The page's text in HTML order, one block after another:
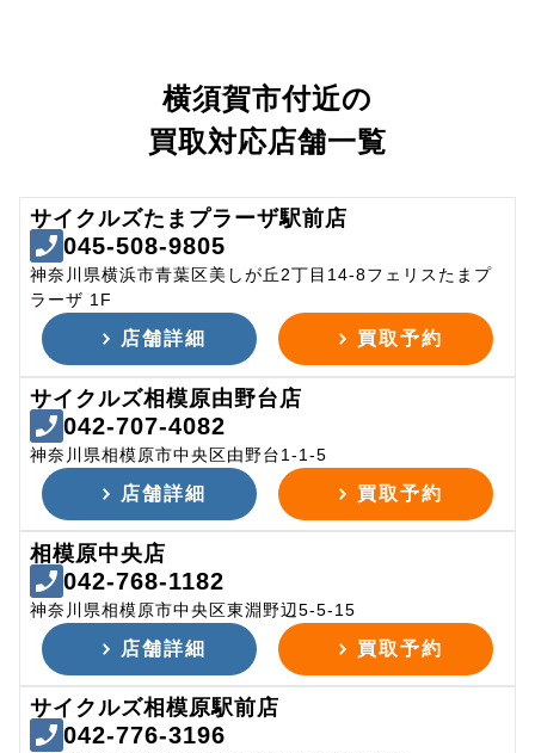
横須賀市付近の
買取対応店舗一覧
サイクルズたまプラーザ駅前店
045-508-9805
神奈川県横浜市青葉区美しが丘2丁目14-8フェリスたまプ
ラーザ 1F
店舗詳細 買取予約
サイクルズ相模原由野台店
042-707-4082
神奈川県相模原市中央区由野台1-1-5
店舗詳細 買取予約
相模原中央店
042-768-1182
神奈川県相模原市中央区東淵野辺5-5-15
店舗詳細 買取予約
サイクルズ相模原駅前店
042-776-3196